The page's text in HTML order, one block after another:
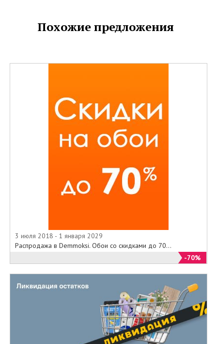
Похожие предложения
3 июля 2018 - 1 января 2029
Распродажа в Demmoksi. Обои со скидками до 70...
-70%